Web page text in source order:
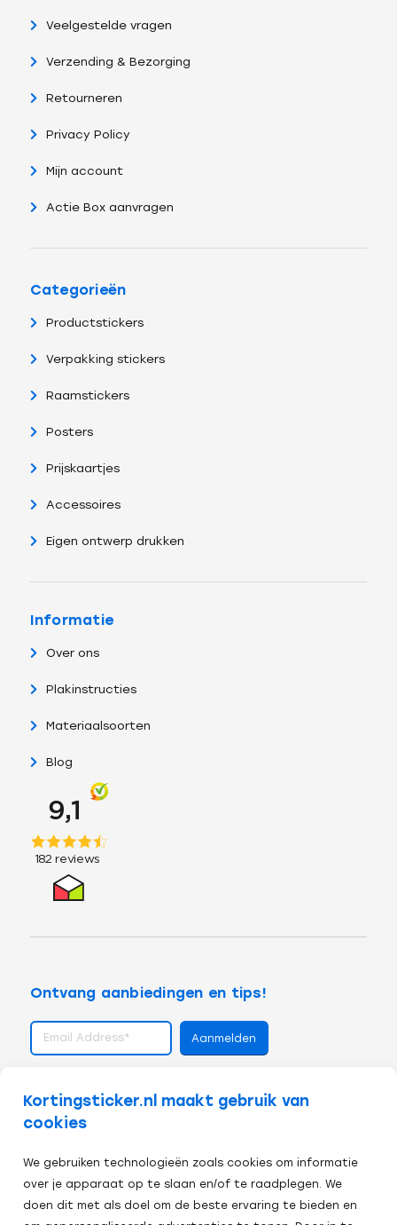
Kortingsticker.nl maakt gebruik van
cookies
We gebruiken technologieën zoals cookies om informatie
over je apparaat op te slaan en/of te raadplegen. We
doen dit met als doel om de beste ervaring te bieden en
Veelgestelde vragen
Verzending & Bezorging
Retourneren
Privacy Policy
Mijn account
Actie Box aanvragen
Categorieën
Productstickers
Verpakking stickers
Raamstickers
Posters
Prijskaartjes
Accessoires
Eigen ontwerp drukken
Informatie
Over ons
Plakinstructies
Materiaalsoorten
Blog
Ontvang aanbiedingen en tips!